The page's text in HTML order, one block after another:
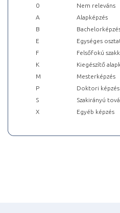
0
Nem releváns
A
Alapképzés
B
E
Egységes
F
Felsőfokú
K
Kiegészítő
M
Mesterképzés
P
Doktori képzés
S
Szakirányú
X
Egyéb képzés